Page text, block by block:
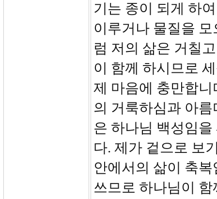
기는 종이 되게 하
이루거나 물질을
럼 저의 삶은 거칠
이 함께 하시므로
제 마음에 충만합
의 거룩하심과 아
은 하나님 백성임
다. 제가 겉으로 보
안에서의 삶이 축
쓰므로 하나님이